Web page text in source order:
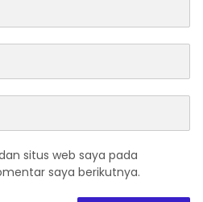
situs web saya pada
saya berikutnya.